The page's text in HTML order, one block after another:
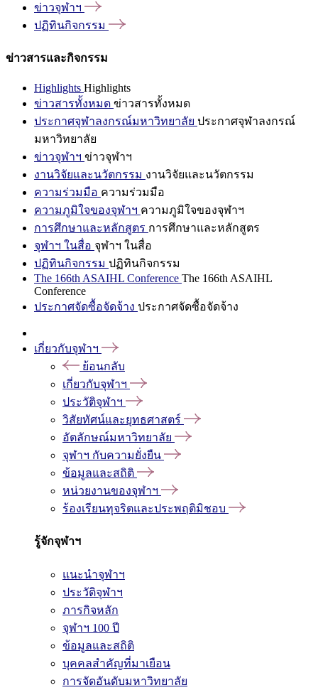
ข่าวจุฬาฯ
ปฏิทินกิจกรรม
ข่าวสารและกิจกรรม
Highlights Highlights
ข่าวสารทั้งหมด ข่าวสารทั้งหมด
ประกาศจุฬาลงกรณ์มหาวิทยาลัย ประกาศจุฬาลงกรณ์
มหาวิทยาลัย
ข่าวจุฬาฯ ข่าวจุฬาฯ
งานวิจัยและนวัตกรรม งานวิจัยและนวัตกรรม
ความร่วมมือ ความร่วมมือ
ความภูมิใจของจุฬาฯ ความภูมิใจของจุฬาฯ
การศึกษาและหลักสูตร การศึกษาและหลักสูตร
จุฬาฯ ในสื่อ จุฬาฯ ในสื่อ
ปฏิทินกิจกรรม ปฏิทินกิจกรรม
The 166th ASAIHL Conference The 166th ASAIHL
Conference
ประกาศจัดซื้อจัดจ้าง ประกาศจัดซื้อจัดจ้าง
เกี่ยวกับจุฬาฯ
ย้อนกลับ
เกี่ยวกับจุฬาฯ
ประวัติจุฬาฯ
วิสัยทัศน์และยุทธศาสตร์
อัตลักษณ์มหาวิทยาลัย
จุฬาฯ กับความยั่งยืน
ข้อมูลและสถิติ
หน่วยงานของจุฬาฯ
ร้องเรียนทุจริตและประพฤติมิชอบ
รู้จักจุฬาฯ
แนะนำจุฬาฯ
ประวัติจุฬาฯ
ภารกิจหลัก
จุฬาฯ 100 ปี
ข้อมูลและสถิติ
บุคคลสำคัญที่มาเยือน
การจัดอันดับมหาวิทยาลัย